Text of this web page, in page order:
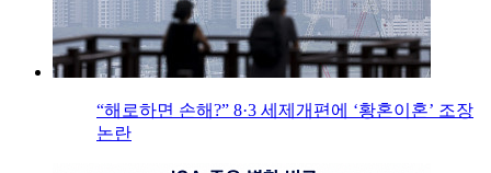
“해로하면 손해?” 8·3 세제개편에 ‘황혼이혼’ 조장
논란